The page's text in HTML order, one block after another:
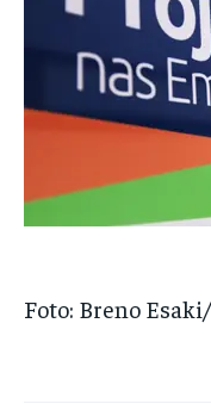
Foto: Breno